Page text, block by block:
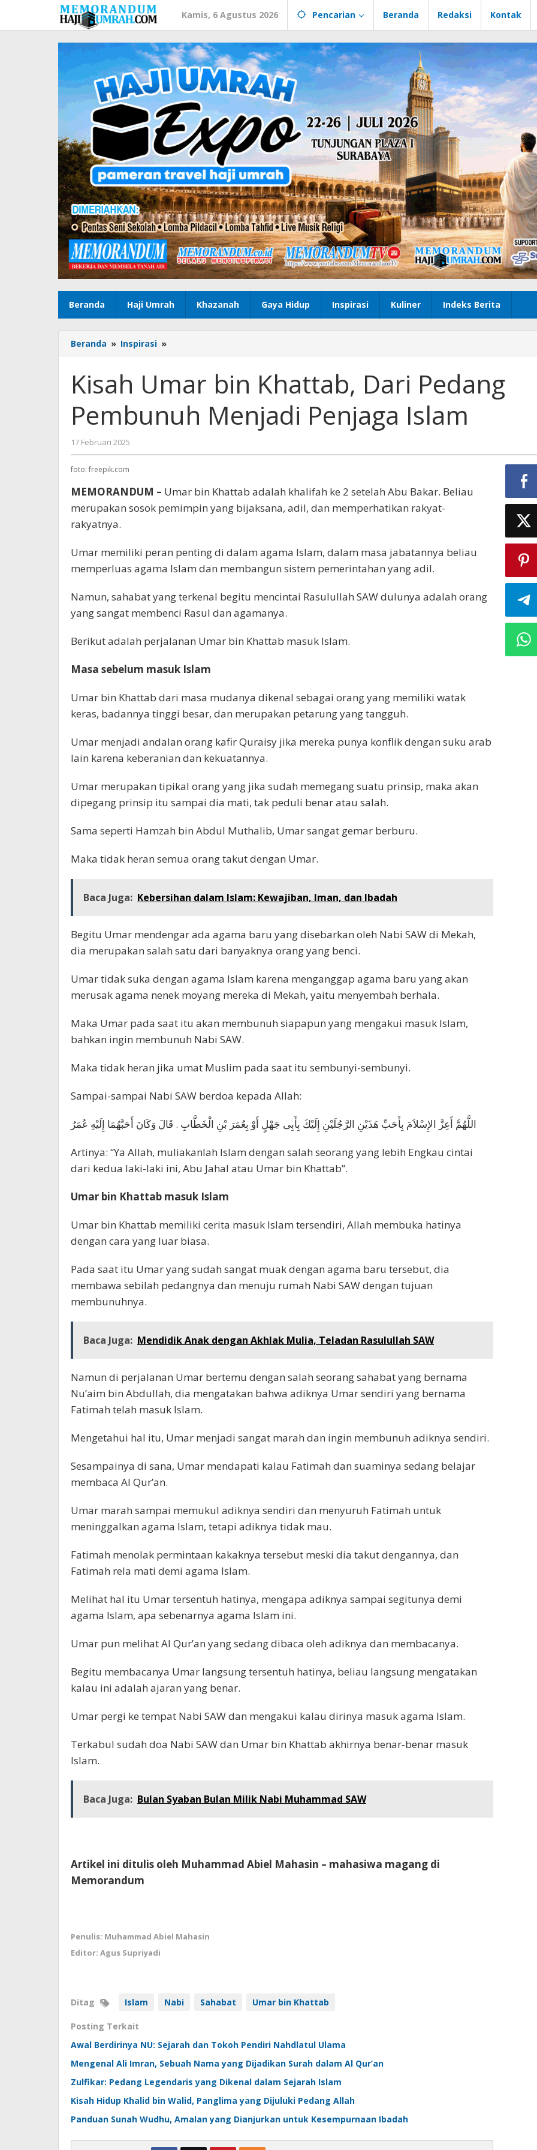
konten
Kamis, 6 Agustus 2026 Pencarian Beranda Redaksi Kontak
Beranda Haji Umrah Khazanah Gaya Hidup Inspirasi Kuliner Indeks Berita
Beranda » Inspirasi »
Umar
Khattab,
Dari
Pedang
Pembunuh
Islam
Kisah Umar bin Khattab, Dari Pedang
Pembunuh Menjadi Penjaga Islam
17 Februari 2025
Muhammad
foto: freepik.com
MEMORANDUM – Umar bin Khattab adalah khalifah ke 2 setelah Abu Bakar. Beliau
merupakan sosok pemimpin yang bijaksana, adil, dan memperhatikan rakyat-
rakyatnya.
Umar memiliki peran penting di dalam agama Islam, dalam masa jabatannya beliau
memperluas agama Islam dan membangun sistem pemerintahan yang adil.
Namun, sahabat yang terkenal begitu mencintai Rasulullah SAW dulunya adalah orang
yang sangat membenci Rasul dan agamanya.
Berikut adalah perjalanan Umar bin Khattab masuk Islam.
Masa sebelum masuk Islam
Umar bin Khattab dari masa mudanya dikenal sebagai orang yang memiliki watak
keras, badannya tinggi besar, dan merupakan petarung yang tangguh.
Umar menjadi andalan orang kafir Quraisy jika mereka punya konflik dengan suku arab
lain karena keberanian dan kekuatannya.
Umar merupakan tipikal orang yang jika sudah memegang suatu prinsip, maka akan
dipegang prinsip itu sampai dia mati, tak peduli benar atau salah.
Sama seperti Hamzah bin Abdul Muthalib, Umar sangat gemar berburu.
Maka tidak heran semua orang takut dengan Umar.
Baca Juga: Kebersihan dalam Islam: Kewajiban, Iman, dan Ibadah
Begitu Umar mendengar ada agama baru yang disebarkan oleh Nabi SAW di Mekah,
dia merupakan salah satu dari banyaknya orang yang benci.
Umar tidak suka dengan agama Islam karena menganggap agama baru yang akan
merusak agama nenek moyang mereka di Mekah, yaitu menyembah berhala.
Maka Umar pada saat itu akan membunuh siapapun yang mengakui masuk Islam,
bahkan ingin membunuh Nabi SAW.
Maka tidak heran jika umat Muslim pada saat itu sembunyi-sembunyi.
Sampai-sampai Nabi SAW berdoa kepada Allah:
اللَّهُمَّ أَعِزَّ الإِسْلاَمَ بِأَحَبِّ هَذَيْنِ الرَّجُلَيْنِ إِلَيْكَ بِأَبِى جَهْلٍ أَوْ بِعُمَرَ بْنِ الْخَطَّابِ . قَالَ وَكَانَ أَحَبَّهُمَا إِلَيْهِ عُمَرُ
Artinya: “Ya Allah, muliakanlah Islam dengan salah seorang yang lebih Engkau cintai
dari kedua laki-laki ini, Abu Jahal atau Umar bin Khattab”.
Umar bin Khattab masuk Islam
Umar bin Khattab memiliki cerita masuk Islam tersendiri, Allah membuka hatinya
dengan cara yang luar biasa.
Pada saat itu Umar yang sudah sangat muak dengan agama baru tersebut, dia
membawa sebilah pedangnya dan menuju rumah Nabi SAW dengan tujuan
membunuhnya.
Baca Juga: Mendidik Anak dengan Akhlak Mulia, Teladan Rasulullah SAW
Namun di perjalanan Umar bertemu dengan salah seorang sahabat yang bernama
Nu’aim bin Abdullah, dia mengatakan bahwa adiknya Umar sendiri yang bernama
Fatimah telah masuk Islam.
Mengetahui hal itu, Umar menjadi sangat marah dan ingin membunuh adiknya sendiri.
Sesampainya di sana, Umar mendapati kalau Fatimah dan suaminya sedang belajar
membaca Al Qur’an.
Umar marah sampai memukul adiknya sendiri dan menyuruh Fatimah untuk
meninggalkan agama Islam, tetapi adiknya tidak mau.
Fatimah menolak permintaan kakaknya tersebut meski dia takut dengannya, dan
Fatimah rela mati demi agama Islam.
Melihat hal itu Umar tersentuh hatinya, mengapa adiknya sampai segitunya demi
agama Islam, apa sebenarnya agama Islam ini.
Umar pun melihat Al Qur’an yang sedang dibaca oleh adiknya dan membacanya.
Begitu membacanya Umar langsung tersentuh hatinya, beliau langsung mengatakan
kalau ini adalah ajaran yang benar.
Umar pergi ke tempat Nabi SAW dan mengakui kalau dirinya masuk agama Islam.
Terkabul sudah doa Nabi SAW dan Umar bin Khattab akhirnya benar-benar masuk
Islam.
Baca Juga: Bulan Syaban Bulan Milik Nabi Muhammad SAW
Artikel ini ditulis oleh Muhammad Abiel Mahasin – mahasiwa magang di
Memorandum
Penulis: Muhammad Abiel Mahasin
Editor: Agus Supriyadi
Ditag Islam Nabi Sahabat Umar bin Khattab
Posting Terkait
Awal Berdirinya NU: Sejarah dan Tokoh Pendiri Nahdlatul Ulama
Mengenal Ali Imran, Sebuah Nama yang Dijadikan Surah dalam Al Qur’an
Zulfikar: Pedang Legendaris yang Dikenal dalam Sejarah Islam
Kisah Hidup Khalid bin Walid, Panglima yang Dijuluki Pedang Allah
Panduan Sunah Wudhu, Amalan yang Dianjurkan untuk Kesempurnaan Ibadah